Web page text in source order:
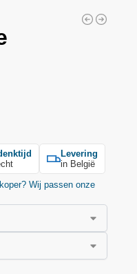
Levering
in België
Wij passen onze